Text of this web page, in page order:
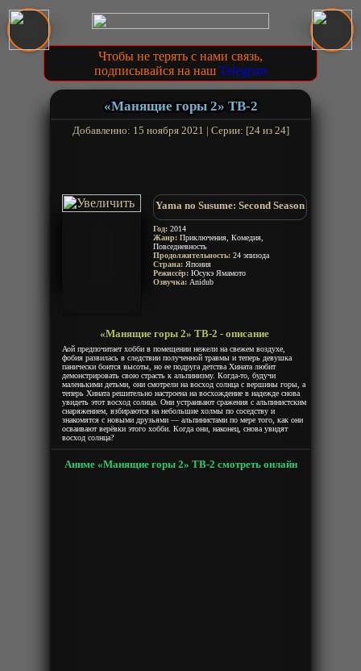
Чтобы не терять с нами связь,
подписывайся на наш Telegram
«Манящие горы 2» ТВ-2
Добавленно: 15 ноября 2021 | Серии: [24 из 24]
Yama no Susume: Second Season
Год: 2014
Жанр: Приключения, Комедия,
Повседневность
Продолжительность: 24 эпизода
Страна: Япония
Режиссёр: Юсукэ Ямамото
Озвучка: Anidub
«Манящие горы 2» ТВ-2 - описание
Аой предпочитает хобби в помещении нежели на свежем воздухе,
фобия развилась в следствии полученной травмы и теперь девушка
панически боится высоты, но ее подруга детства Хината любит
демонстрировать свою страсть к альпинизму. Когда-то, будучи
маленькими детьми, они смотрели на восход солнца с вершины горы, а
теперь Хината решительно настроена на восхождение в надежде снова
увидеть этот восход солнца. Они устраивают сражения с альпинистским
снаряжением, взбираются на небольшие холмы по соседству и
знакомятся с новыми друзьями — альпинистами по мере того, как они
осваивают верёвки этого хобби. Когда они, наконец, снова увидят
восход солнца?
Аниме «Манящие горы 2» ТВ-2 смотреть онлайн